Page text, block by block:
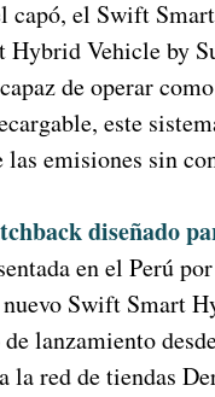
capó, el Swift
Hybrid Vehicle by
de operar
este
las emisiones sin
diseñado
en el Perú
Swift Smart
lanzamiento
la red de tiendas